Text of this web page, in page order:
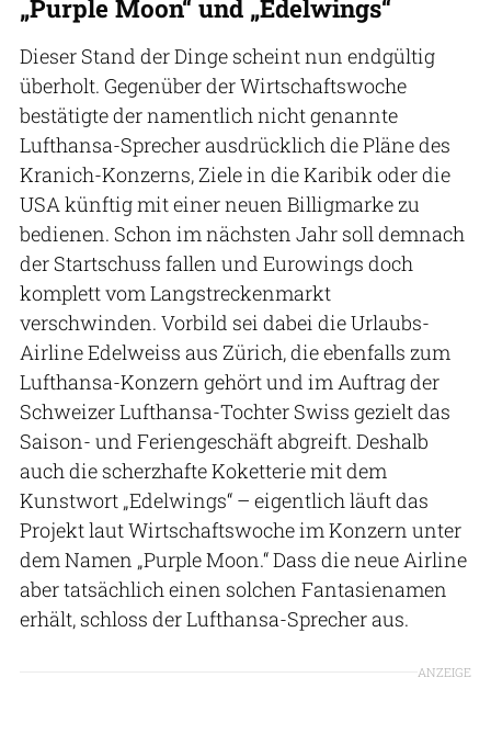
„Purple Moon“ und „Edelwings“
Dieser Stand der Dinge scheint nun endgültig
überholt. Gegenüber der Wirtschaftswoche
bestätigte der namentlich nicht genannte
Lufthansa-Sprecher ausdrücklich die Pläne des
Kranich-Konzerns, Ziele in die Karibik oder die
USA künftig mit einer neuen Billigmarke zu
bedienen. Schon im nächsten Jahr soll demnach
der Startschuss fallen und Eurowings doch
komplett vom Langstreckenmarkt
verschwinden. Vorbild sei dabei die Urlaubs-
Airline Edelweiss aus Zürich, die ebenfalls zum
Lufthansa-Konzern gehört und im Auftrag der
Schweizer Lufthansa-Tochter Swiss gezielt das
Saison- und Feriengeschäft abgreift. Deshalb
auch die scherzhafte Koketterie mit dem
Kunstwort „Edelwings“ – eigentlich läuft das
Projekt laut Wirtschaftswoche im Konzern unter
dem Namen „Purple Moon.“ Dass die neue Airline
aber tatsächlich einen solchen Fantasienamen
erhält, schloss der Lufthansa-Sprecher aus.
ANZEIGE